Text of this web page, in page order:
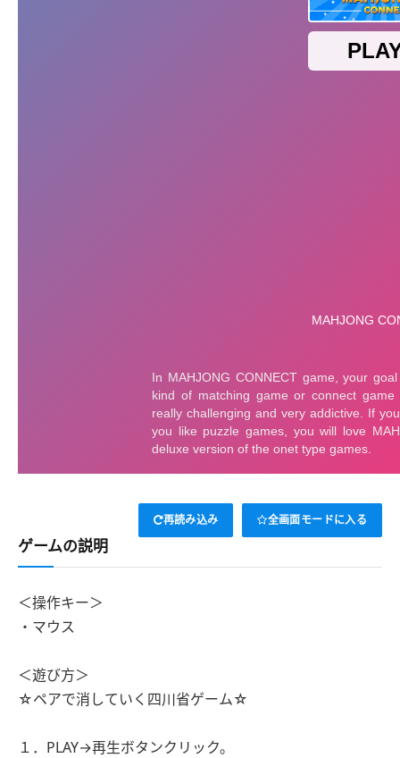
再読み込み 全画面モードに入る
ゲームの説明
＜操作キー＞
・マウス
＜遊び方＞
☆ペアで消していく四川省ゲーム☆
１．PLAY→再生ボタンクリック。